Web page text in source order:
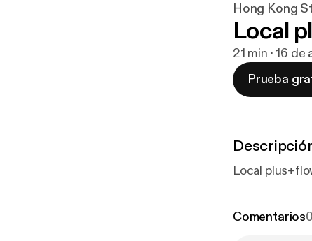
Hong Kong
Local
21 min · 16
Prueba
Local
Comentarios0